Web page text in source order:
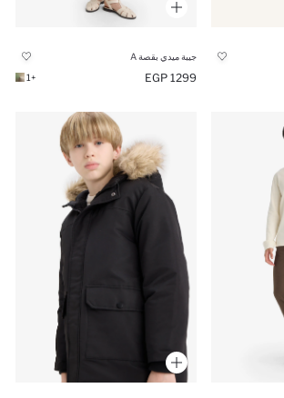
جيبة ميدي بقصة A
1299 EGP
+1